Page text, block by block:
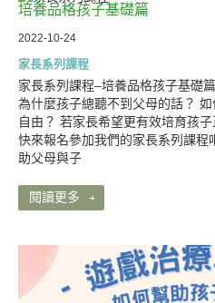
培養品格孩子基礎篇
2022-10-24
家長系列課程
家長系列課程–培養品格孩子基礎
為什麼孩子總聽不到父母的話？
自由？ 若家長希望更有效培育孩
快來報名參加我們的家長系列課
助父母與子
閱讀更多